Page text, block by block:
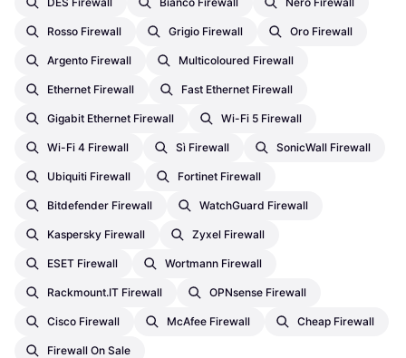
Rosso Firewall Grigio Firewall Oro Firewall
Argento Firewall Multicoloured Firewall
Ethernet Firewall Fast Ethernet Firewall
Gigabit Ethernet Firewall Wi-Fi 5 Firewall
Wi-Fi 4 Firewall Sì Firewall SonicWall Firewall
Ubiquiti Firewall Fortinet Firewall
Bitdefender Firewall WatchGuard Firewall
Kaspersky Firewall Zyxel Firewall
ESET Firewall Wortmann Firewall
Rackmount.IT Firewall OPNsense Firewall
Cisco Firewall McAfee Firewall Cheap Firewall
Firewall On Sale